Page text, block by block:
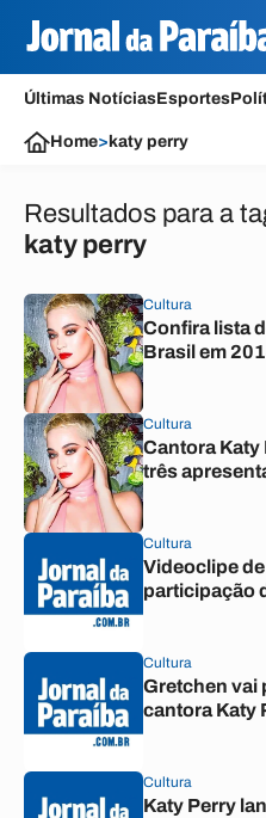
Últimas NotíciasEsportes
Home> katy perry
Resultados para a
katy perry
Cultura
Confira lista
Brasil em
Cultura
Cantora Katy
três
Cultura
Videoclipe
participação
Cultura
Gretchen vai
cantora Katy
Cultura
Katy Perry